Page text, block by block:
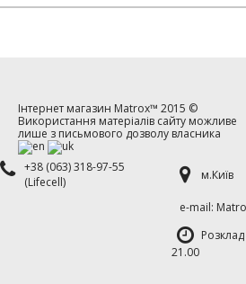
Інтернет магазин Matrox™ 2015 ©
Використання матеріалів сайту можливе
лише з письмового дозволу власника
+38 (063) 318-97-55
(Lifecell)
м.Київ
е-mаil:
21.00